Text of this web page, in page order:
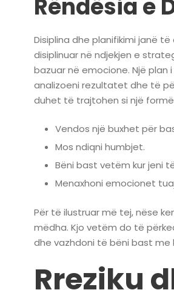
Rëndësia e
Disiplina dhe planifikimi janë
disiplinuar në ndjekjen e
bazuar në emocione. Një
analizoeni rezultatet dhe të
duhet të trajtohen si një
Vendos një buxhet për
Mos ndiqni humbjet.
Bëni bast vetëm kur jeni
Menaxhoni emocionet
Për të ilustruar më tej, nëse
mëdha. Kjo vetëm do të
dhe vazhdoni të bëni bast me
Rreziku